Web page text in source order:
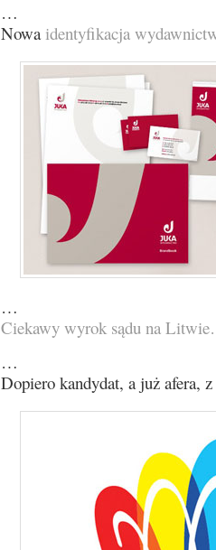
…
Nowa identyfikacja
…
Ciekawy wyrok sądu na
…
Dopiero kandydat, a już afera, z